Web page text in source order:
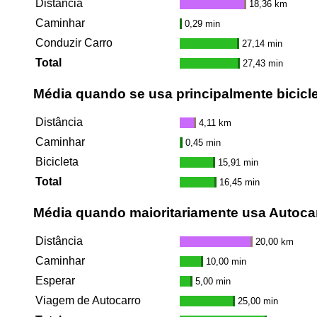
Distância 18,36 km
Caminhar 0,29 min
Conduzir Carro 27,14 min
Total 27,43 min
Média quando se usa principalmente
Distância 4,11 km
Caminhar 0,45 min
Bicicleta 15,91 min
Total 16,45 min
Média quando maioritariamente usa
Distância 20,00 km
Caminhar 10,00 min
Esperar 5,00 min
Viagem de Autocarro 25,00 min